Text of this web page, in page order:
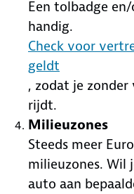
Een tolbadge
handig.
Check voor
geldt
, zodat je zonder
rijdt.
Milieuzones
Steeds meer
milieuzones. Wil
auto aan